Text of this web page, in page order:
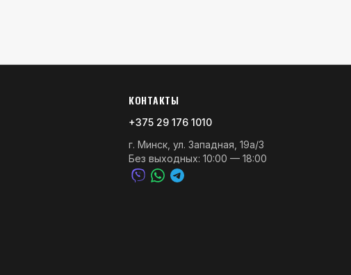
КОНТАКТЫ
+375 29 176 1010
г. Минск, ул. Западная, 19а/3
Без выходных: 10:00 — 18:00